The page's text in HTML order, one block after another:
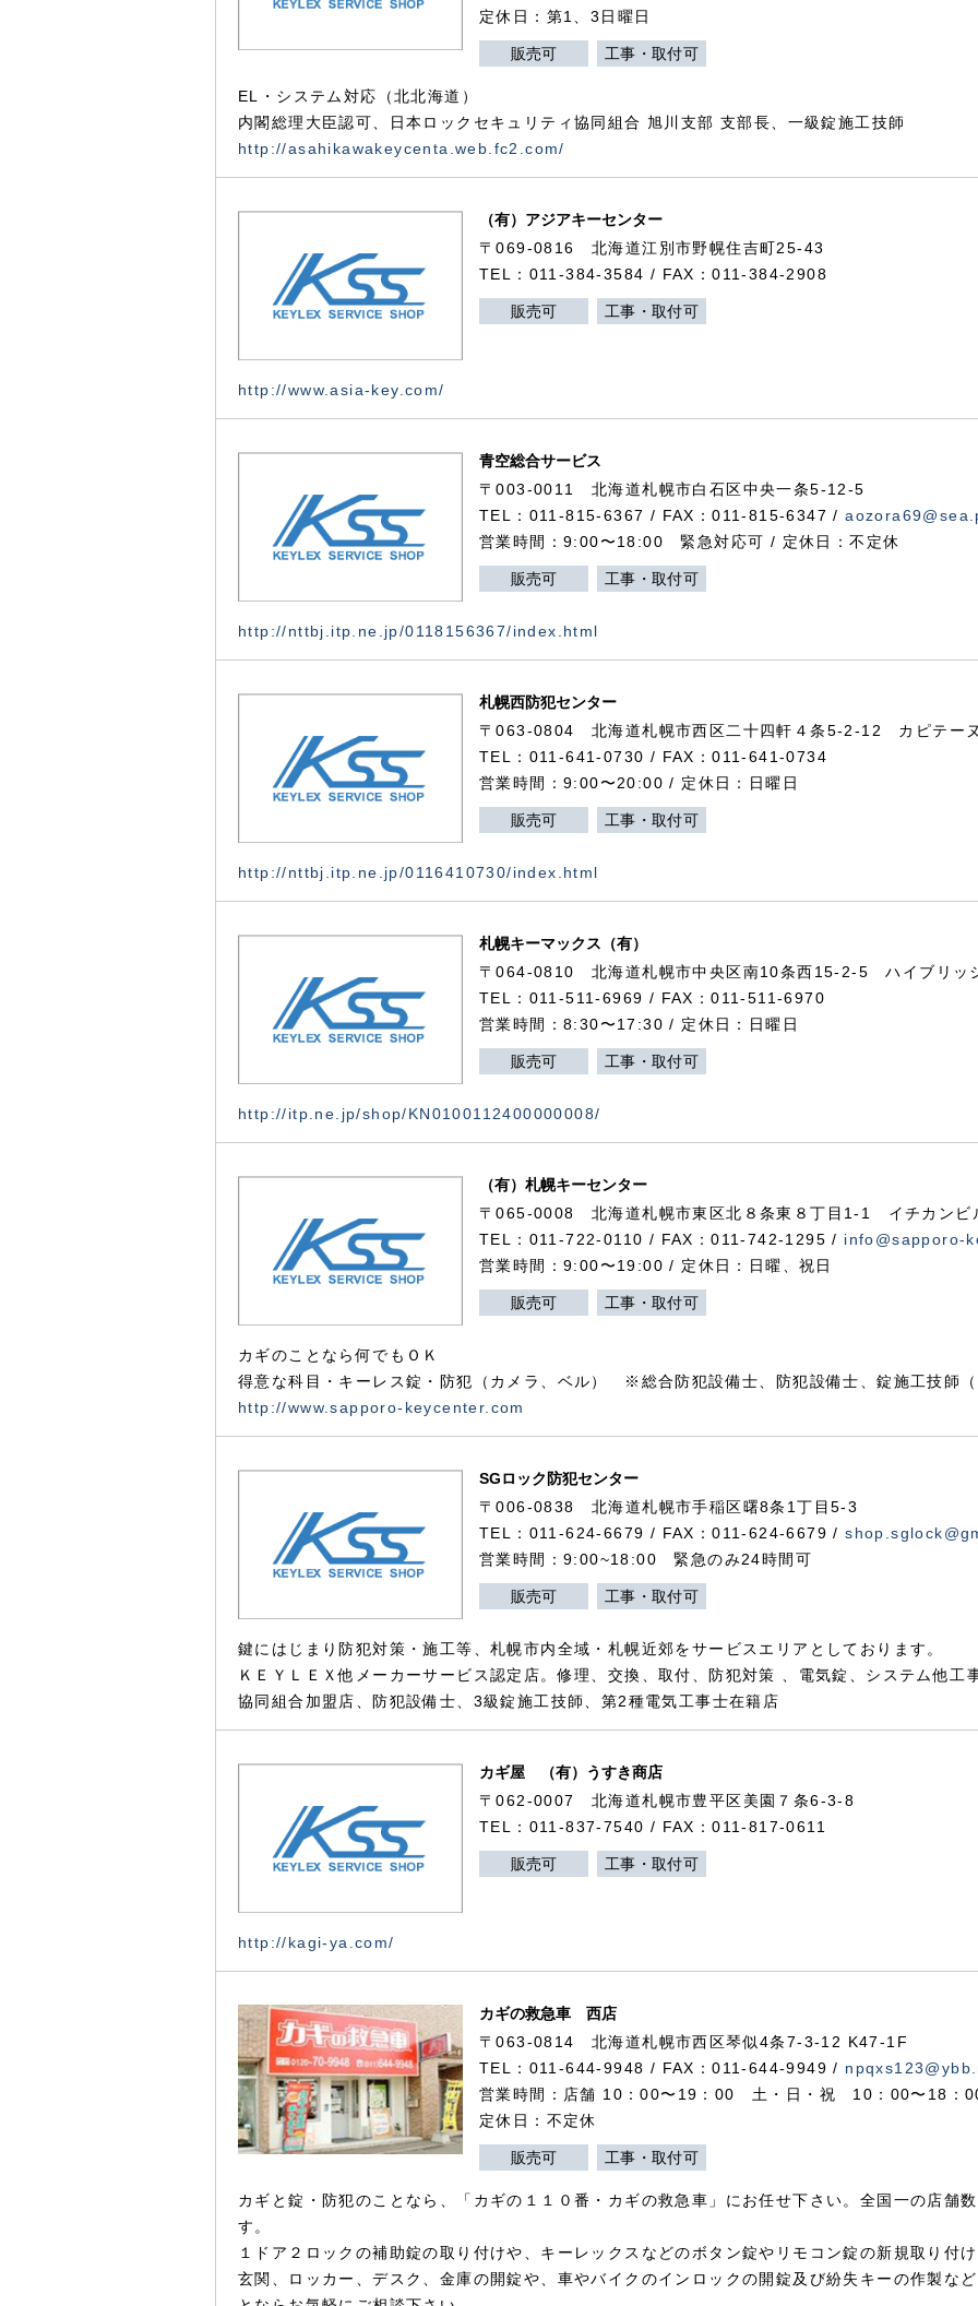
定休日：第1、3日曜日
販売可 工事・取付可
EL・システム対応（北北海道）
内閣総理大臣認可、日本ロックセキュリティ協同組合 旭川支部 支部長、一級錠施工技師
http://asahikawakeycenta.web.fc2.com/
（有）アジアキーセンター
〒069-0816 北海道江別市野幌住吉町25-43
TEL：011-384-3584 / FAX：011-384-2908
販売可 工事・取付可
http://www.asia-key.com/
青空総合サービス
〒003-0011 北海道札幌市白石区中央一条5-12-5
TEL：011-815-6367 / FAX：011-815-6347 /
営業時間：9:00〜18:00 緊急対応可 / 定休日：不定休
販売可 工事・取付可
http://nttbj.itp.ne.jp/0118156367/index.html
札幌西防犯センター
〒063-0804 北海道札幌市西区二十四軒４条5-2-12 カピテー
TEL：011-641-0730 / FAX：011-641-0734
営業時間：9:00〜20:00 / 定休日：日曜日
販売可 工事・取付可
http://nttbj.itp.ne.jp/0116410730/index.html
札幌キーマックス（有）
〒064-0810 北海道札幌市中央区南10条西15-2-5 ハイブリッ
TEL：011-511-6969 / FAX：011-511-6970
営業時間：8:30〜17:30 / 定休日：日曜日
販売可 工事・取付可
http://itp.ne.jp/shop/KN0100112400000008/
（有）札幌キーセンター
〒065-0008 北海道札幌市東区北８条東８丁目1-1 イチカンビ
TEL：011-722-0110 / FAX：011-742-1295 / info@sapporo-
営業時間：9:00〜19:00 / 定休日：日曜、祝日
販売可 工事・取付可
カギのことなら何でもＯＫ
得意な科目・キーレス錠・防犯（カメラ、ベル） ※総合防犯設備士、防犯設備士、錠施工技師
http://www.sapporo-keycenter.com
SGロック防犯センター
〒006-0838 北海道札幌市手稲区曙8条1丁目5-3
TEL：011-624-6679 / FAX：011-624-6679 /
営業時間：9:00~18:00 緊急のみ24時間可
販売可 工事・取付可
鍵にはじまり防犯対策・施工等、札幌市内全域・札幌近郊をサービスエリアとしております。
ＫＥＹＬＥＸ他メーカーサービス認定店。修理、交換、取付、防犯対策 、電気錠、システム他工
協同組合加盟店、防犯設備士、3級錠施工技師、第2種電気工事士在籍店
カギ屋 （有）うすき商店
〒062-0007 北海道札幌市豊平区美園７条6-3-8
TEL：011-837-7540 / FAX：011-817-0611
販売可 工事・取付可
http://kagi-ya.com/
カギの救急車 西店
〒063-0814 北海道札幌市西区琴似4条7-3-12 K47-1F
TEL：011-644-9948 / FAX：011-644-9949 /
営業時間：店舗 10：00〜19：00 土・日・祝 10：00〜18：
定休日：不定休
販売可 工事・取付可
カギと錠・防犯のことなら、「カギの１１０番・カギの救急車」にお任せ下さい。全国一の店舗
す。
１ドア２ロックの補助錠の取り付けや、キーレックスなどのボタン錠やリモコン錠の新規取り付
玄関、ロッカー、デスク、金庫の開錠や、車やバイクのインロックの開錠及び紛失キーの作製な